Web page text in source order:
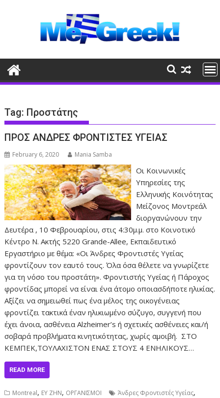
Tag: Προστάτης
ΠΡΟΣ ΑΝΔΡΕΣ ΦΡΟΝΤΙΣΤΕΣ ΥΓΕΙΑΣ
February 6, 2020 Mania Samba
Οι Κοινωνικές
Υπηρεσίες της
Ελληνικής Κοινότητας
Μείζονος Μοντρεάλ
διοργανώνουν την
Δευτέρα , 10 Φεβρουαρίου, στις 4:30μ.μ. στο Κοινοτικό
Κέντρο Ν. Ακτής 5220 Grande-Allee, Εκπαιδευτικό
Εργαστήριο με θέμα: «Οι Άνδρες Φροντιστές Υγείας
φροντίζουν τον εαυτό τους. Όλα όσα θέλετε να γνωρίζετε
για τη νόσο του προστάτη». Φροντιστής Υγείας ή Πάροχος
φροντίδας μπορεί να είναι ένα άτομο οποιασδήποτε ηλικίας.
Αξίζει να σημειωθεί πως ένα μέλος της οικογένειας
φροντίζει τακτικά έναν ηλικιωμένο σύζυγο, συγγενή που
έχει άνοια, ασθένεια Alzheimer’s ή σχετικές ασθένειες και/ή
σοβαρά προβλήματα κινητικότητας, χωρίς αμοιβή. ΣΤΟ
ΚΕΜΠΕΚ,ΤΟΥΛΑΧΙΣΤΟΝ ΕΝΑΣ ΣΤΟΥΣ 4 ΕΝΗΛΙΚΟΥΣ…
READ MORE
Montreal, ΕΥ ΖΗΝ, ΟΡΓΑΝΙΣΜΟΙ Άνδρες Φροντιστές Υγείας,